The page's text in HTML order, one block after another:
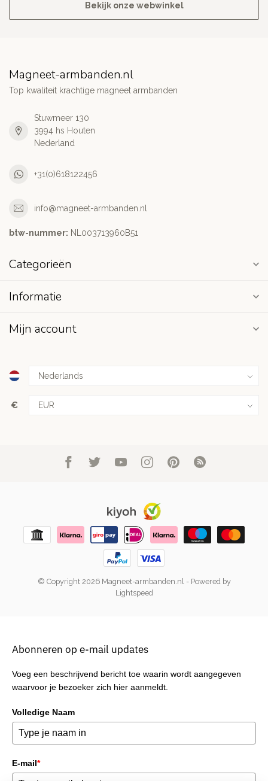
Bekijk onze webwinkel
Magneet-armbanden.nl
Top kwaliteit krachtige magneet armbanden
Stuwmeer 130
3994 hs Houten
Nederland
+31(0)618122456
info@magneet-armbanden.nl
btw-nummer: NL003713960B51
Categorieën
Informatie
Mijn account
€
© Copyright 2026 Magneet-armbanden.nl- Powered by
Lightspeed
Abonneren op e-mail updates
Voeg een beschrijvend bericht toe waarin wordt aangegeven
waarvoor je bezoeker zich hier aanmeldt.
Volledige Naam
E-mail*